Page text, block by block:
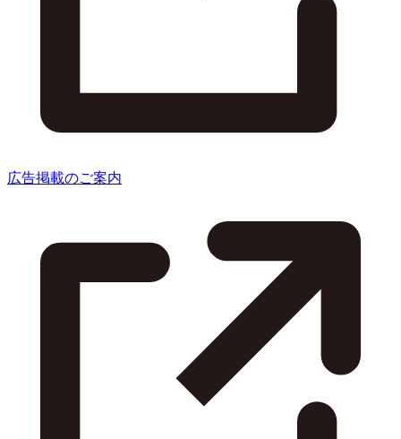
広告掲載のご案内